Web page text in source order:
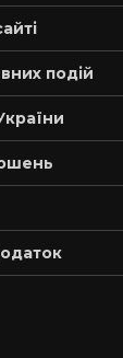
подій